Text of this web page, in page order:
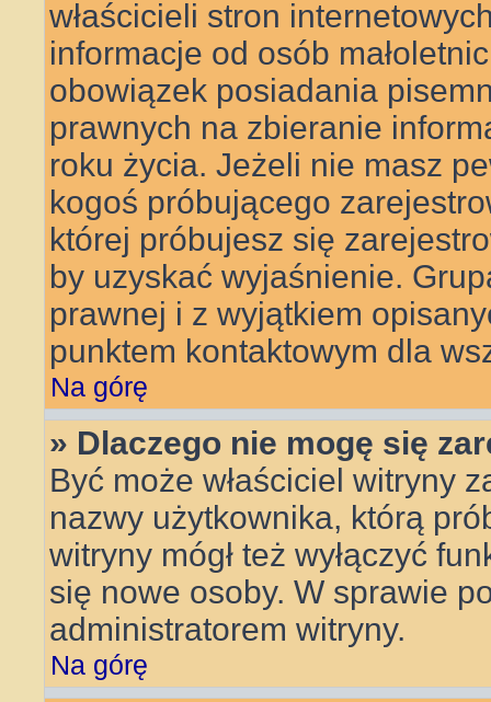
właścicieli stron
informacje od osób
obowiązek posiadania
prawnych na zbieranie
roku życia. Jeżeli nie masz
kogoś próbującego
której próbujesz się
by uzyskać wyjaśnienie.
prawnej i z wyjątkiem
punktem kontaktowym dla
Na górę
» Dlaczego nie mogę się
Być może właściciel witryny
nazwy użytkownika, którą
witryny mógł też wyłączyć
się nowe osoby. W sprawie
administratorem witryny.
Na górę